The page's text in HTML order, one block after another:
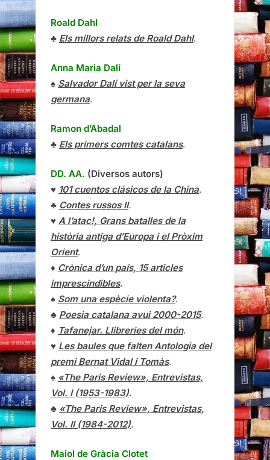
Roald Dahl
♣ Els millors relats de Roald Dahl.
Anna Maria Dalí
♠ Salvador Dalí vist per la seva
germana.
Ramon d’Abadal
♣ Els primers comtes catalans.
DD. AA. (Diversos autors)
♥ 101 cuentos clásicos de la China.
♣ Contes russos II.
♥ A l’atac!, Grans batalles de la
història antiga d’Europa i el Pròxim
Orient.
♦ Crònica d’un país, 15 articles
imprescindibles.
♠ Som una espècie violenta?.
♣ Poesia catalana avui 2000-2015.
♦ Tafanejar. Llibreries del món.
♥ Les baules que falten Antologia del
premi Bernat Vidal i Tomàs.
♠ «The Paris Review», Entrevistas,
Vol. I (1953-1983).
♣ «The Paris Review», Entrevistas,
Vol. II (1984-2012).
Maiol de Gràcia Clotet